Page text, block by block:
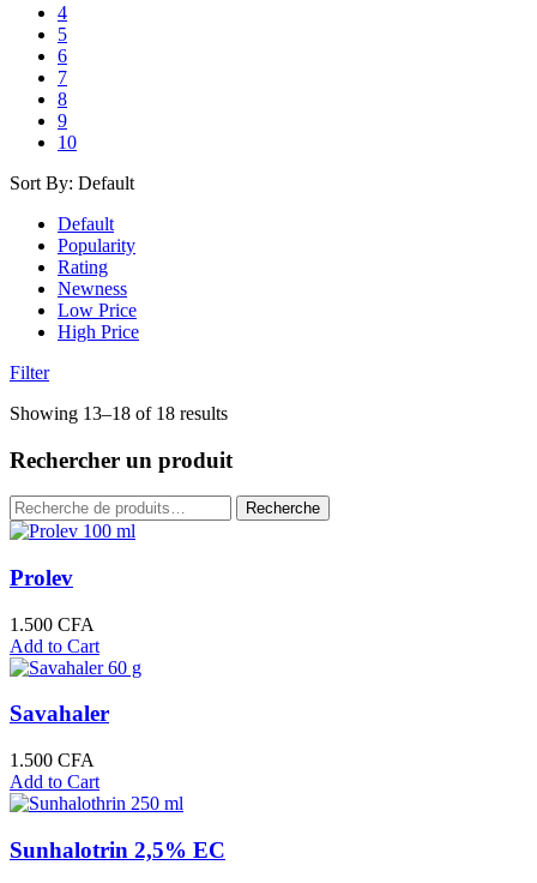
4
5
6
7
8
9
10
Sort By: Default
Default
Popularity
Rating
Newness
Low Price
High Price
Filter
Showing 13–18 of 18 results
Rechercher un produit
Recherche
pour :
Recherche
Prolev
1.500 CFA
Add to Cart
Savahaler
1.500 CFA
Add to Cart
Sunhalotrin 2,5% EC